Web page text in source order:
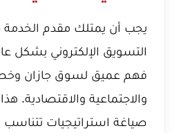
يجب أن يمتلك مقدم الخدمة
التسويق الإلكتروني بشكل
فهم عميق لسوق جازان
والاجتماعية والاقتصادية.
صياغة استراتيجيات